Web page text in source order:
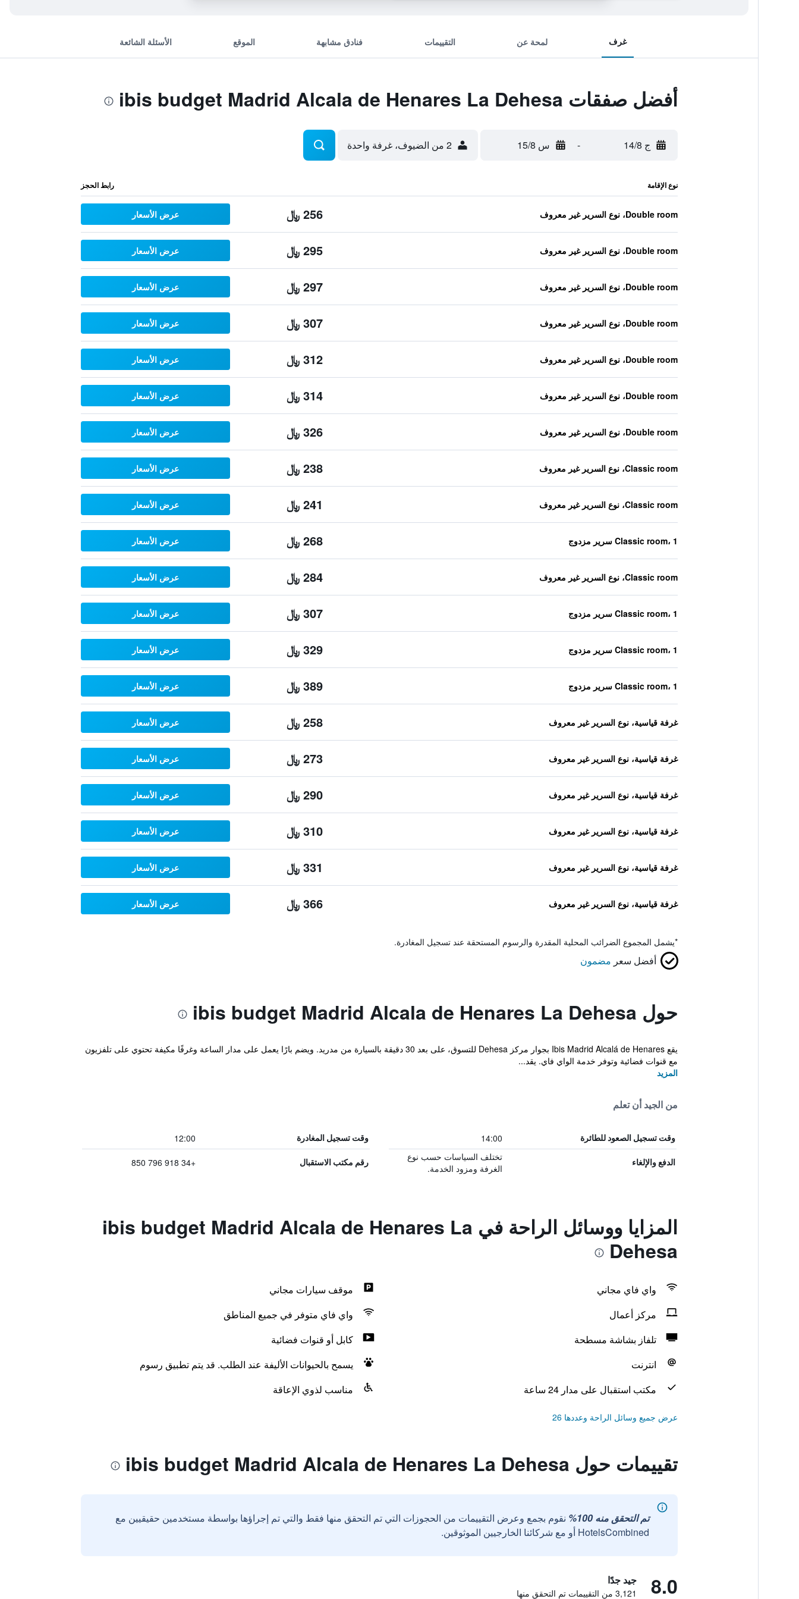
غرف لمحة عن التقييمات فنادق مشابهة الموقع الأسئلة الشائعة
أفضل صفقات ibis budget Madrid Alcala de Henares La Dehesa
ج 14/8 - س 15/8 2 من الضيوف، غرفة واحدة
نوع الإقامة رابط الحجز
Double room، نوع السرير غير معروف 256 ﷼ عرض الأسعار
Double room، نوع السرير غير معروف 295 ﷼ عرض الأسعار
Double room، نوع السرير غير معروف 297 ﷼ عرض الأسعار
Double room، نوع السرير غير معروف 307 ﷼ عرض الأسعار
Double room، نوع السرير غير معروف 312 ﷼ عرض الأسعار
Double room، نوع السرير غير معروف 314 ﷼ عرض الأسعار
Double room، نوع السرير غير معروف 326 ﷼ عرض الأسعار
Classic room، نوع السرير غير معروف 238 ﷼ عرض الأسعار
Classic room، نوع السرير غير معروف 241 ﷼ عرض الأسعار
Classic room، 1 سرير مزدوج 268 ﷼ عرض الأسعار
Classic room، نوع السرير غير معروف 284 ﷼ عرض الأسعار
Classic room، 1 سرير مزدوج 307 ﷼ عرض الأسعار
Classic room، 1 سرير مزدوج 329 ﷼ عرض الأسعار
Classic room، 1 سرير مزدوج 389 ﷼ عرض الأسعار
غرفة قياسية، نوع السرير غير معروف 258 ﷼ عرض الأسعار
غرفة قياسية، نوع السرير غير معروف 273 ﷼ عرض الأسعار
غرفة قياسية، نوع السرير غير معروف 290 ﷼ عرض الأسعار
غرفة قياسية، نوع السرير غير معروف 310 ﷼ عرض الأسعار
غرفة قياسية، نوع السرير غير معروف 331 ﷼ عرض الأسعار
غرفة قياسية، نوع السرير غير معروف 366 ﷼ عرض الأسعار
*يشمل المجموع الضرائب المحلية المقدرة والرسوم المستحقة عند تسجيل المغادرة.
أفضل سعر مضمون
حول ibis budget Madrid Alcala de Henares La Dehesa
يقع Ibis Madrid Alcalá de Henares بجوار مركز Dehesa للتسوق، على بعد 30 دقيقة بالسيارة من مدريد. ويضم بارًا يعمل على مدار الساعة وغرفًا مكيفة تحتوي على تلفزيون
مع قنوات فضائية وتوفر خدمة الواي فاي. يقد...
المزيد
من الجيد أن تعلم
وقت تسجيل الصعود للطائرة 14:00 وقت تسجيل المغادرة 12:00
الدفع والإلغاء
تختلف السياسات حسب نوع
الغرفة ومزود الخدمة.
رقم مكتب الاستقبال +34 918 796 850
المزايا ووسائل الراحة في ibis budget Madrid Alcala de Henares La
Dehesa
واي فاي مجاني
موقف سيارات مجاني
مركز أعمال
واي فاي متوفر في جميع المناطق
تلفاز بشاشة مسطحة
كابل أو قنوات فضائية
انترنت
يسمح بالحيوانات الأليفة عند الطلب. قد يتم تطبيق رسوم
مكتب استقبال على مدار 24 ساعة
مناسب لذوي الإعاقة
عرض جميع وسائل الراحة وعددها 26
تقييمات حول ibis budget Madrid Alcala de Henares La Dehesa
تم التحقق منه 100%
نقوم بجمع وعرض التقييمات من الحجوزات التي تم التحقق منها فقط والتي تم إجراؤها بواسطة مستخدمين حقيقيين مع
HotelsCombined أو مع شركائنا الخارجيين الموثوقين.
8.0 جيد جدًا
3,121 من التقييمات تم التحقق منها